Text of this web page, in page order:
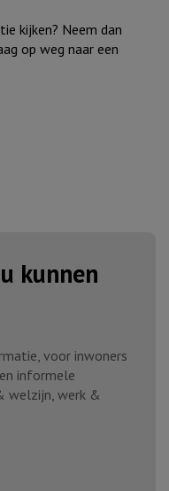
kijken? Neem dan
op weg naar een
Twittervia LinkedIn
kunnen
voor inwoners
informele
welzijn, werk &